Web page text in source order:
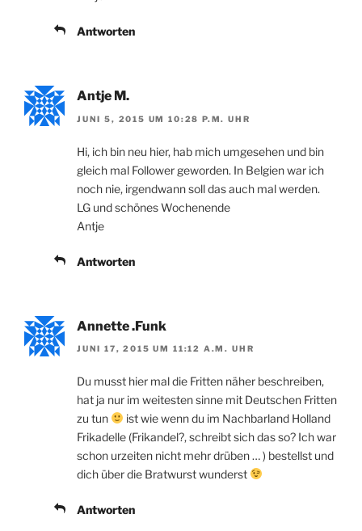
Antworten
Antje M.
JUNI 5, 2015 UM 10:28 P.M. UHR
Hi, ich bin neu hier, hab mich umgesehen und bin
gleich mal Follower geworden. In Belgien war ich
noch nie, irgendwann soll das auch mal werden.
LG und schönes Wochenende
Antje
Antworten
Annette .Funk
JUNI 17, 2015 UM 11:12 A.M. UHR
Du musst hier mal die Fritten näher beschreiben,
hat ja nur im weitesten sinne mit Deutschen Fritten
zu tun
ist wie wenn du im Nachbarland Holland
Frikadelle (Frikandel?, schreibt sich das so? Ich war
schon urzeiten nicht mehr drüben … ) bestellst und
dich über die Bratwurst wunderst
Antworten